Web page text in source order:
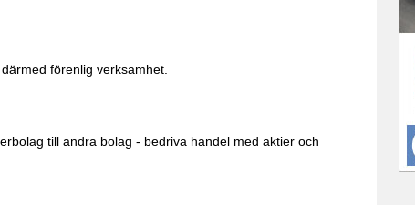
förenlig verksamhet.
till andra bolag - bedriva handel med aktier och